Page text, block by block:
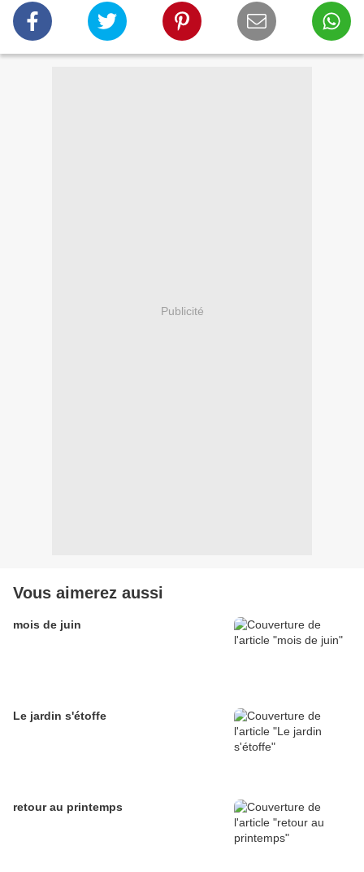
Publicité
Vous aimerez aussi
mois de juin
Le jardin s'étoffe
retour au printemps